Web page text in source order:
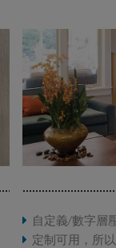
自定義/數字層
定制可用，所